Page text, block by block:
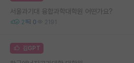
서울과기대 융합과학대학원 어떤가요?
2 0 2191
김GPT